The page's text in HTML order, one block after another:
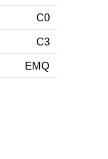
C0
C3
EMQ